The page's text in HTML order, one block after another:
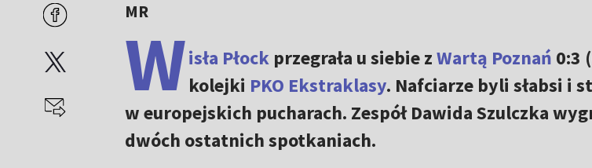
MR
Wisła Płockprzegrała u siebie zWartą Poznań 0:3
kolejki PKO Ekstraklasy. Nafciarze byli słabsi i
w europejskich pucharach. Zespół Dawida Szulczka
dwóch ostatnich spotkaniach.